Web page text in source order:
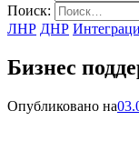
Поиск:
ЛНР ДНР
Бизнес
Опубликовано на